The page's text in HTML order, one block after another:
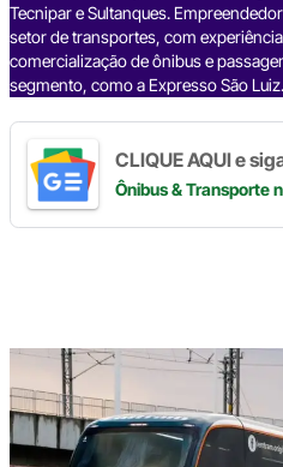
Tecnipar e Sultanques.
setor de transportes, com
comercialização de ônibus e
segmento, como a Expresso São Luiz.
CLIQUE AQUI e
Ônibus & Transporte
Digite
aqui
o
seu
e-